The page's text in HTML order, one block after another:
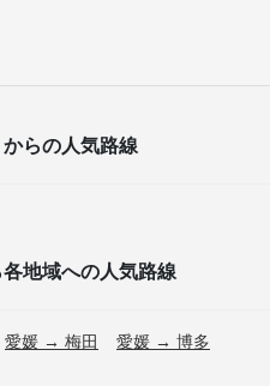
からの人気路線
地域への人気路線
愛媛 → 梅田 愛媛 → 博多